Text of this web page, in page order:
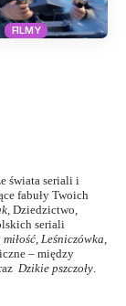
FILMY
świata seriali i
fabuły Twoich
Dziedzictwo
seriali
Leśniczówka
– między
Dzikie pszczoły